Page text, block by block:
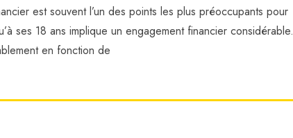
est souvent l’un des points les plus préoccupants pour
ses 18 ans implique un engagement financier considérable.
en fonction de